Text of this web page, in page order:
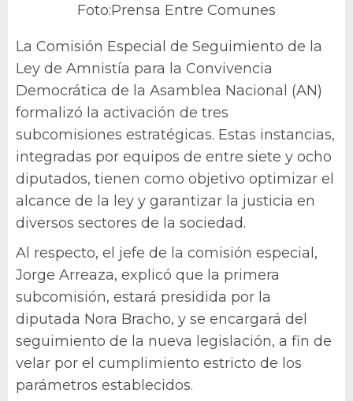
Foto:Prensa Entre Comunes
La Comisión Especial de Seguimiento de la
Ley de Amnistía para la Convivencia
Democrática de la Asamblea Nacional (AN)
formalizó la activación de tres
subcomisiones estratégicas. Estas instancias,
integradas por equipos de entre siete y ocho
diputados, tienen como objetivo optimizar el
alcance de la ley y garantizar la justicia en
diversos sectores de la sociedad.
Al respecto, el jefe de la comisión especial,
Jorge Arreaza, explicó que la primera
subcomisión, estará presidida por la
diputada Nora Bracho, y se encargará del
seguimiento de la nueva legislación, a fin de
velar por el cumplimiento estricto de los
parámetros establecidos.